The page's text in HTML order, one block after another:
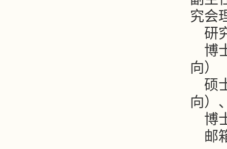
究会
研
博
向）
硕
向）
博
邮